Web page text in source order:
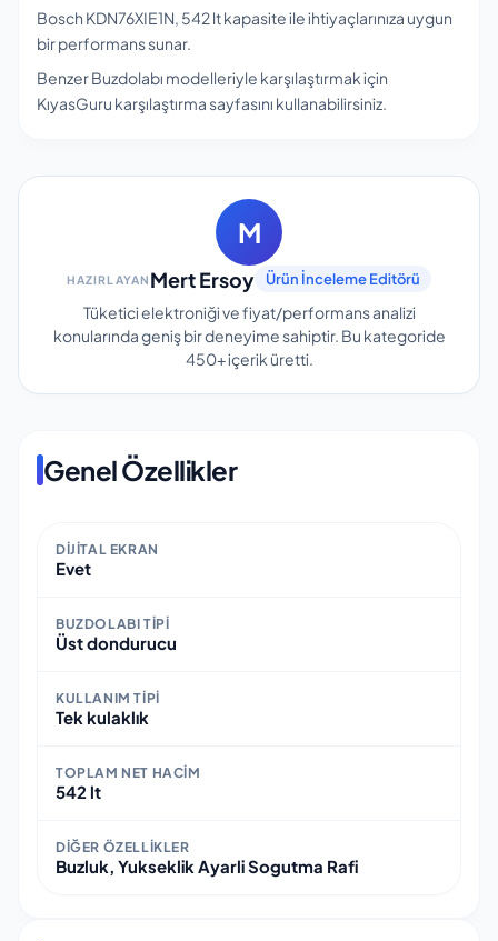
Bosch KDN76XIE1N, 542 lt kapasite ile ihtiyaçlarınıza uygun
bir performans sunar.
Benzer Buzdolabı modelleriyle karşılaştırmak için
KıyasGuru karşılaştırma sayfasını kullanabilirsiniz.
M
HAZIRLAYAN Mert Ersoy Ürün İnceleme Editörü
Tüketici elektroniği ve fiyat/performans analizi
konularında geniş bir deneyime sahiptir. Bu kategoride
450+içerik üretti.
Genel Özellikler
DIJITAL EKRAN
Evet
BUZDOLABI TIPI
Üst dondurucu
KULLANIM TIPI
Tek kulaklık
TOPLAM NET HACIM
542 lt
DIĞER ÖZELLIKLER
Buzluk, Yukseklik Ayarli Sogutma Rafi